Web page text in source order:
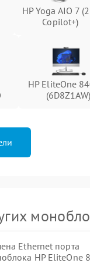
1 год
1 год
1 год
HP Yoga AIO 7
Copilot+)
HP EliteOne
(6D8Z1AW)
Ethernet порта
HP EliteOne